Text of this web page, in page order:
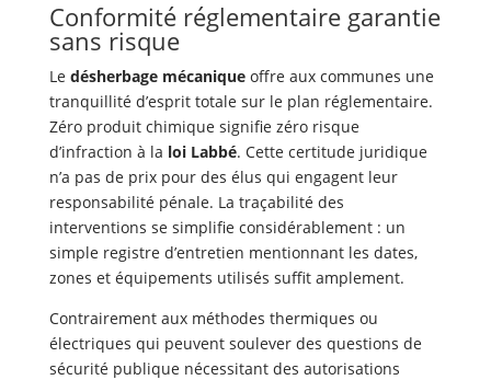
Conformité réglementaire garantie
sans risque
Le désherbage mécaniqueoffre aux communes une
tranquillité d’esprit totale sur le plan réglementaire.
Zéro produit chimique signifie zéro risque
d’infraction à la loi Labbé. Cette certitude juridique
n’a pas de prix pour des élus qui engagent leur
responsabilité pénale. La traçabilité des
interventions se simplifie considérablement : un
simple registre d’entretien mentionnant les dates,
zones et équipements utilisés suffit amplement.
Contrairement aux méthodes thermiques ou
électriques qui peuvent soulever des questions de
sécurité publique nécessitant des autorisations